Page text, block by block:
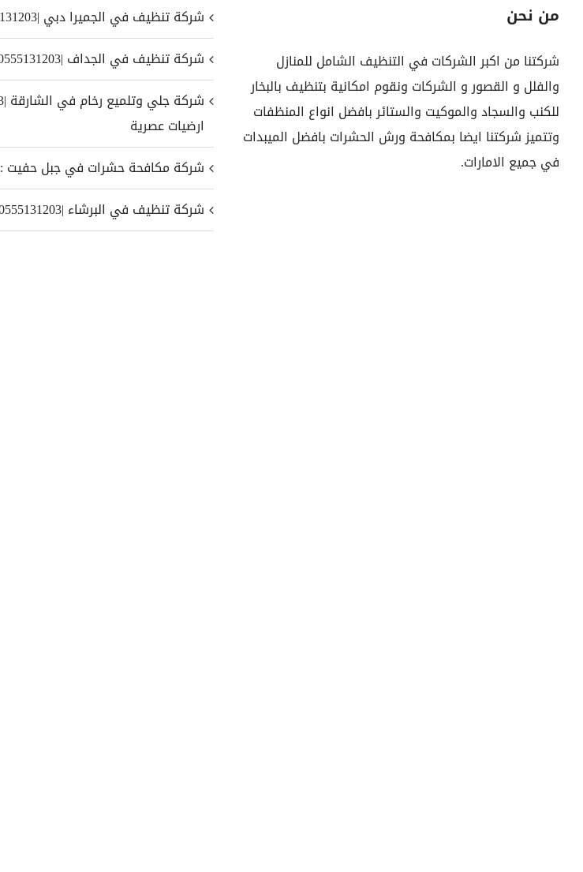
من نحن
شركتنا من اكبر الشركات في التنظيف الشامل للمنازل
والفلل و القصور و الشركات ونقوم امكانية بتنظيف بالبخار
للكنب والسجاد والموكيت والستائر بافضل انواع المنظفات
وتتميز شركتنا ايضا بمكافحة ورش الحشرات بافضل الميبدات
في جميع الامارات.
شركة تنظيف في الجميرا دبي |0555131203| فلل ومنازل
شركة تنظيف في الجداف |0555131203
ارضيات عصرية
شركة مكافحة حشرات في جبل حفيت : 0555131203
شركة تنظيف في البرشاء |0555131203